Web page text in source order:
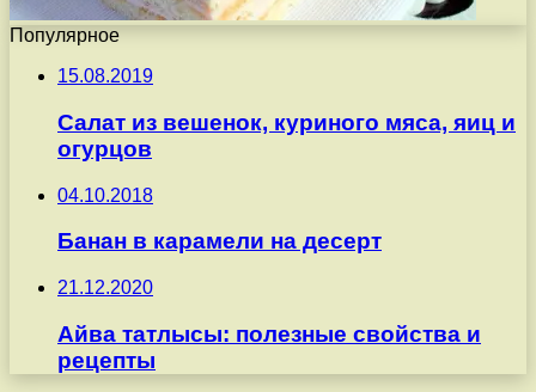
Популярное
15.08.2019
Салат из вешенок, куриного мяса, яиц и
огурцов
04.10.2018
Банан в карамели на десерт
21.12.2020
Айва татлысы: полезные свойства и
рецепты